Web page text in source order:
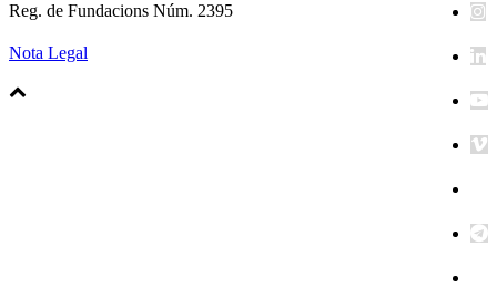
Reg. de Fundacions Núm. 2395
Nota Legal